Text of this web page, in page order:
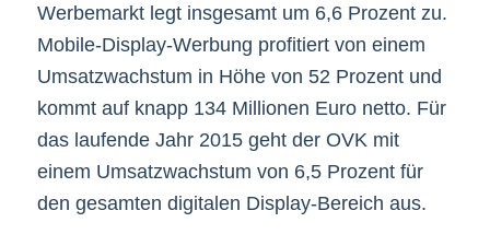
Werbemarkt legt insgesamt um 6,6 Prozent zu.
Mobile-Display-Werbung profitiert von einem
Umsatzwachstum in Höhe von 52 Prozent und
kommt auf knapp 134 Millionen Euro netto. Für
das laufende Jahr 2015 geht der OVK mit
einem Umsatzwachstum von 6,5 Prozent für
den gesamten digitalen Display-Bereich aus.